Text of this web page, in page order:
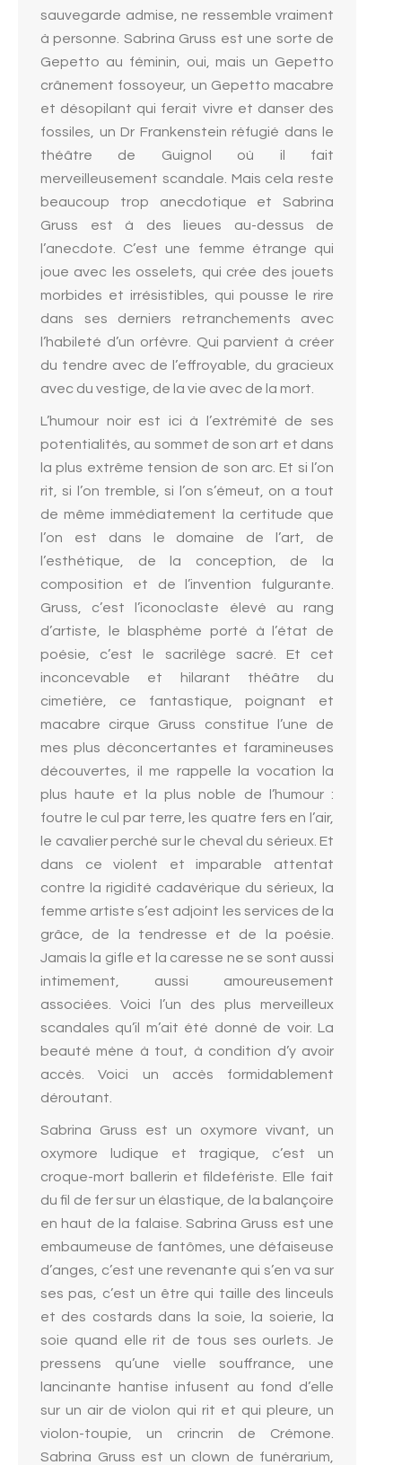
sauvegarde admise, ne ressemble vraiment
à personne. Sabrina Gruss est une sorte de
Gepetto au féminin, oui, mais un Gepetto
crânement fossoyeur, un Gepetto macabre
et désopilant qui ferait vivre et danser des
fossiles, un Dr Frankenstein réfugié dans le
théâtre de Guignol où il fait
merveilleusement scandale. Mais cela reste
beaucoup trop anecdotique et Sabrina
Gruss est à des lieues au-dessus de
l’anecdote. C’est une femme étrange qui
joue avec les osselets, qui crée des jouets
morbides et irrésistibles, qui pousse le rire
dans ses derniers retranchements avec
l’habileté d’un orfèvre. Qui parvient à créer
du tendre avec de l’effroyable, du gracieux
avec du vestige, de la vie avec de la mort.
L’humour noir est ici à l’extrémité de ses
potentialités, au sommet de son art et dans
la plus extrême tension de son arc. Et si l’on
rit, si l’on tremble, si l’on s’émeut, on a tout
de même immédiatement la certitude que
l’on est dans le domaine de l’art, de
l’esthétique, de la conception, de la
composition et de l’invention fulgurante.
Gruss, c’est l’iconoclaste élevé au rang
d’artiste, le blasphème porté à l’état de
poésie, c’est le sacrilège sacré. Et cet
inconcevable et hilarant théâtre du
cimetière, ce fantastique, poignant et
macabre cirque Gruss constitue l’une de
mes plus déconcertantes et faramineuses
découvertes, il me rappelle la vocation la
plus haute et la plus noble de l’humour :
foutre le cul par terre, les quatre fers en l’air,
le cavalier perché sur le cheval du sérieux. Et
dans ce violent et imparable attentat
contre la rigidité cadavérique du sérieux, la
femme artiste s’est adjoint les services de la
grâce, de la tendresse et de la poésie.
Jamais la gifle et la caresse ne se sont aussi
intimement, aussi amoureusement
associées. Voici l’un des plus merveilleux
scandales qu’il m’ait été donné de voir. La
beauté mène à tout, à condition d’y avoir
accès. Voici un accès formidablement
déroutant.
Sabrina Gruss est un oxymore vivant, un
oxymore ludique et tragique, c’est un
croque-mort ballerin et fildefériste. Elle fait
du fil de fer sur un élastique, de la balançoire
en haut de la falaise. Sabrina Gruss est une
embaumeuse de fantômes, une défaiseuse
d’anges, c’est une revenante qui s’en va sur
ses pas, c’est un être qui taille des linceuls
et des costards dans la soie, la soierie, la
soie quand elle rit de tous ses ourlets. Je
pressens qu’une vielle souffrance, une
lancinante hantise infusent au fond d’elle
sur un air de violon qui rit et qui pleure, un
violon-toupie, un crincrin de Crémone.
Sabrina Gruss est un clown de funérarium,